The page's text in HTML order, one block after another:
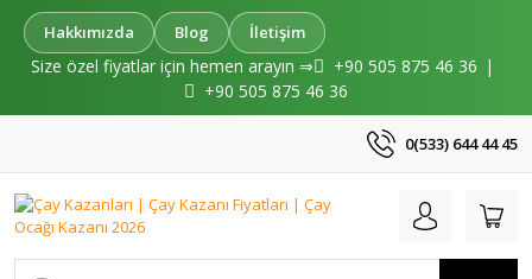
Hakkımızda Blog İletişim
Size özel fiyatlar için hemen arayın ⇒ +90 505 875 46 36 |
+90 505 875 46 36
0(533) 644 44 45